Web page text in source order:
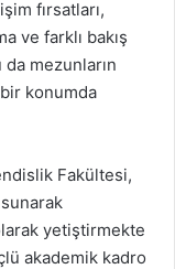
fırsatları,
ve farklı bakış
da mezunların
konumda
Fakültesi,
yetiştirmekte
akademik kadro